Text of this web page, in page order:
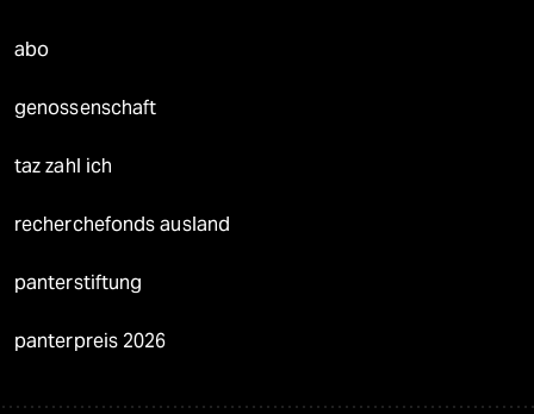
abo
genossenschaft
taz zahl ich
recherchefonds ausland
panterstiftung
panterpreis 2026